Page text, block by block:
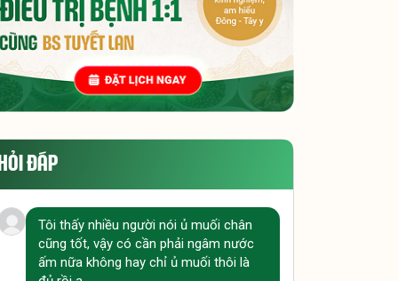
HỎI ĐÁP
Tôi thấy nhiều người nói ủ muối chân
cũng tốt, vậy có cần phải ngâm nước
ấm nữa không hay chỉ ủ muối thôi là